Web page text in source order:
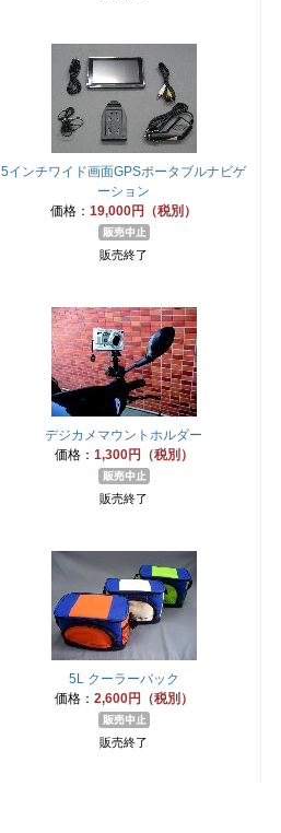
5インチワイド画面GPSポータブルナビゲ
ーション
価格： 19,000円（税別）
販売終了
デジカメマウントホルダー
価格： 1,300円（税別）
販売終了
5L クーラーバック
価格： 2,600円（税別）
販売終了